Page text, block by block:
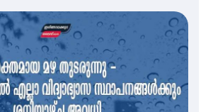
സെന്റ് ജോസഫ്സ് കോളജ്
കോമേഴ്‌സ് അസോസിയേഷന്
തുടക്കമായി